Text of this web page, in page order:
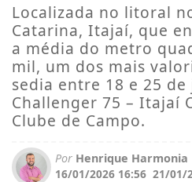
Localizada no litoral
Catarina, Itajaí, que
a média do metro
mil, um dos mais
sedia entre 18 e 25 de
Challenger 75 – Itajaí
Clube de Campo.
Por Henrique Harmonia
16/01/2026 16:56 21/01/